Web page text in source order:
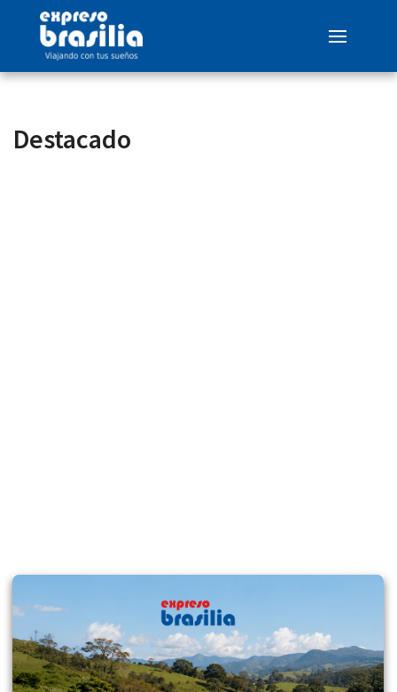
Destacado